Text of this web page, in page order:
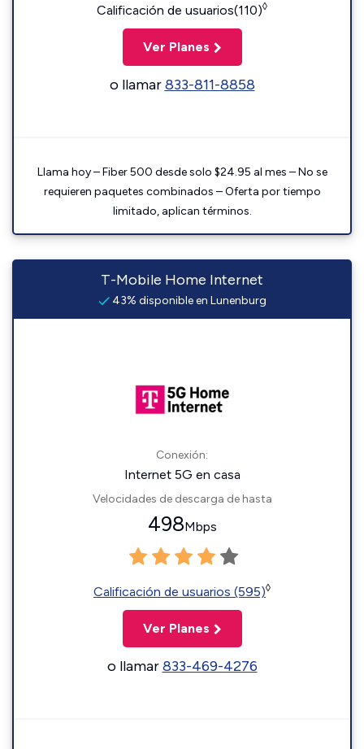
Calificación de usuarios(110)◊
Ver Planes
o llamar833-811-8858
Llama hoy – Fiber 500 desde solo $24.95 al mes – No se
requieren paquetes combinados – Oferta por tiempo
limitado, aplican términos.
T-Mobile Home Internet
43% disponible en Lunenburg
Conexión:
Internet 5G en casa
Velocidades de descarga de hasta
498Mbps
Calificación de usuarios (595)◊
Ver Planes
o llamar833-469-4276